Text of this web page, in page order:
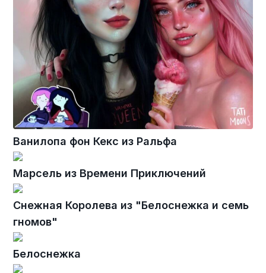
Ванилопа фон Кекс из Ральфа
Марсель из Времени Приключений
Снежная Королева из "Белоснежка и семь
гномов"
Белоснежка